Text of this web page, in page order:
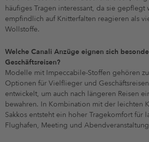
häufiges Tragen interessant, da sie
empfindlich auf Knitterfalten reagieren als
Wollstoffe.
Welche Canali Anzüge eignen sich
Geschäftsreisen?
Modelle mit Impeccabile-Stoffen gehören
Optionen für Vielflieger und
entwickelt, um auch nach längeren Reisen
bewahren. In Kombination mit der leichten
Sakkos entsteht ein hoher Tragekomfort für
Flughafen, Meeting und